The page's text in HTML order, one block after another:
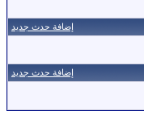
إضافة حدث جديد
إضافة حدث جديد